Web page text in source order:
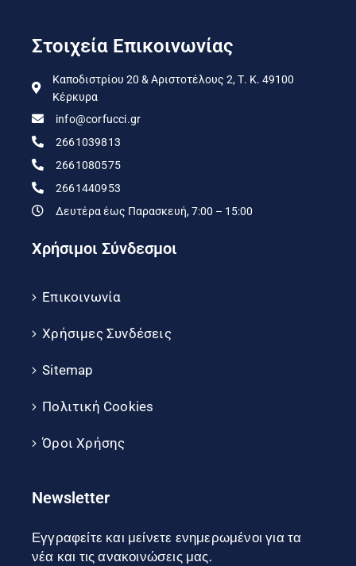
Στοιχεία Επικοινωνίας
Καποδιστρίου 20 & Αριστοτέλους 2, Τ. Κ. 49100
Κέρκυρα
info@corfucci.gr
2661039813
2661080575
2661440953
Δευτέρα έως Παρασκευή, 7:00 – 15:00
Χρήσιμοι Σύνδεσμοι
Επικοινωνία
Χρήσιμες Συνδέσεις
Sitemap
Πολιτική Cookies
Όροι Χρήσης
Newsletter
Εγγραφείτε και μείνετε ενημερωμένοι για τα
νέα και τις ανακοινώσεις μας.